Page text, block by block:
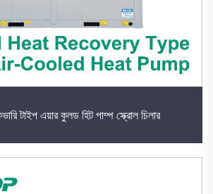
টাইপ এয়ার কুলড হিট পাম্প স্ক্রোল চিলার